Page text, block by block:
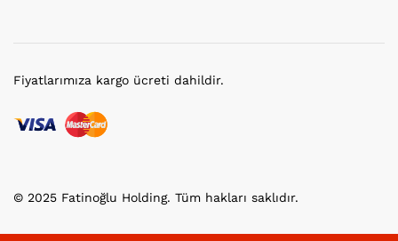
© 2025 Fatinoğlu Holding. Tüm hakları saklıdır.
Fiyatlarımıza kargo ücreti dahildir.